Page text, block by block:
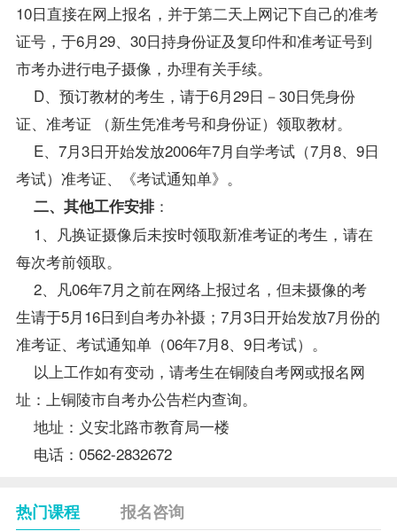
10日直接在网上报名，并于第二天上网记下自己的准考
证号，于6月29、30日持身份证及复印件和准考证号到
市考办进行电子摄像，办理有关手续。
D、预订教材的考生，请于6月29日－30日凭身份
证、准考证 （新生凭准考号和身份证）领取教材。
E、7月3日开始发放2006年7月自学考试（7月8、9日
考试）准考证、《考试通知单》。
二、其他工作安排：
1、凡换证摄像后未按时领取新准考证的考生，请在
每次考前领取。
2、凡06年7月之前在网络上报过名，但未摄像的考
生请于5月16日到自考办补摄；7月3日开始发放7月份的
准考证、考试通知单（06年7月8、9日考试）。
以上工作如有变动，请考生在铜陵自考网或报名网
址： 上铜陵市自考办公告栏内查询。
地址：义安北路市教育局一楼
电话：0562-2832672
热门课程 报名咨询